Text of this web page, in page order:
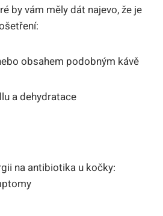
by‌ vám měly dát​ najevo, že je
obsahem podobným kávě
a dehydratace